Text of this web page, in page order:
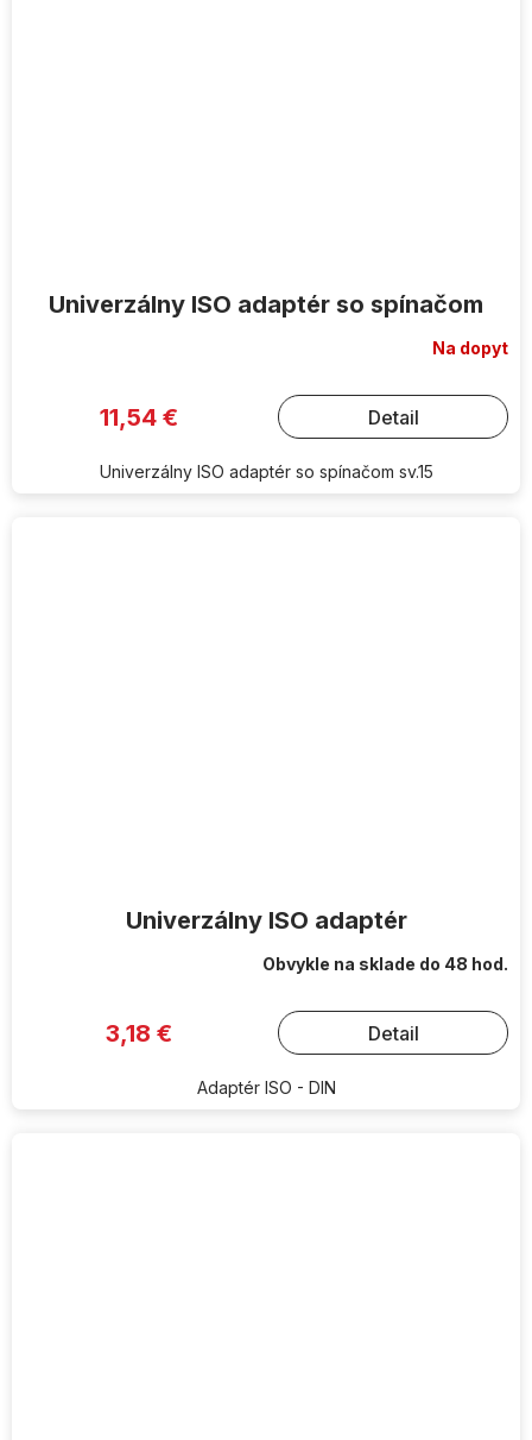
Univerzálny ISO adaptér so spínačom
Na dopyt
11,54 € Detail
Univerzálny ISO adaptér so spínačom sv.15
Univerzálny ISO adaptér
Obvykle na sklade do 48 hod.
3,18 € Detail
Adaptér ISO - DIN